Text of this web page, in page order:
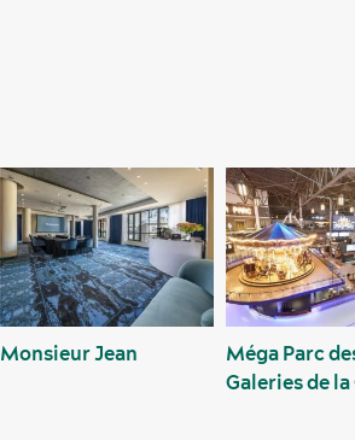
Monsieur Jean
Méga Parc
Galeries de